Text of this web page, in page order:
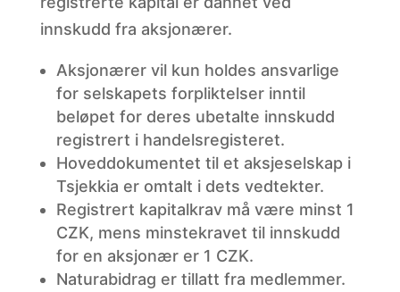
innskudd fra aksjonærer.
Aksjonærervil kun holdes ansvarlige
for selskapets forpliktelser inntil
beløpet for deres ubetalte innskudd
registrert i handelsregisteret.
Hoveddokumentet til et aksjeselskap i
Tsjekkia er omtalt i dets vedtekter.
Registrert kapitalkrav må være minst 1
CZK, mens minstekravet til innskudd
for en aksjonær er 1 CZK.
Naturabidrag er tillatt fra medlemmer.